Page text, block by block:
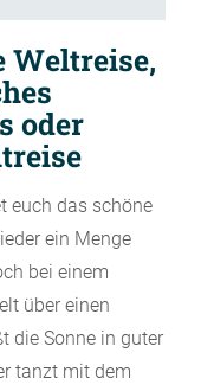
Weltreise,
oder
euch das schöne
ein Menge
bei einem
über einen
die Sonne in guter
tanzt mit dem